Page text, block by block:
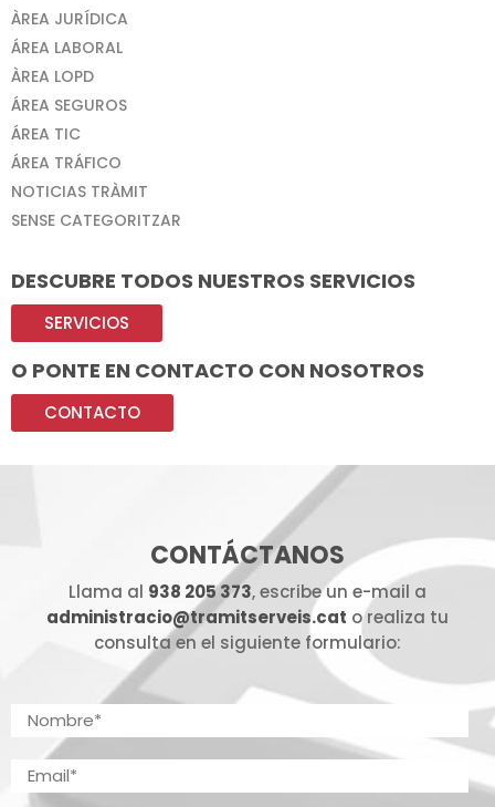
ÀREA JURÍDICA
ÁREA LABORAL
ÀREA LOPD
ÁREA SEGUROS
ÁREA TIC
ÁREA TRÁFICO
NOTICIAS TRÀMIT
SENSE CATEGORITZAR
DESCUBRE TODOS NUESTROS SERVICIOS
SERVICIOS
O PONTE EN CONTACTO CON NOSOTROS
CONTACTO
CONTÁCTANOS
Llama al 938 205 373, escribe un e-mail a
administracio@tramitserveis.cat o realiza tu
consulta en el siguiente formulario: